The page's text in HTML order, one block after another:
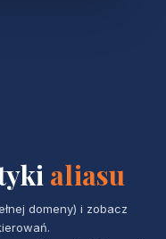
aliasu
domeny) i zobacz